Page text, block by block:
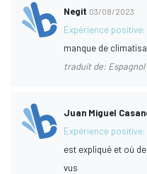
Negit 03/08/2023
Expérience positive:
manque de
traduit de: Espagnol
Juan Miguel
Expérience positive:
est expliqué et où
vus